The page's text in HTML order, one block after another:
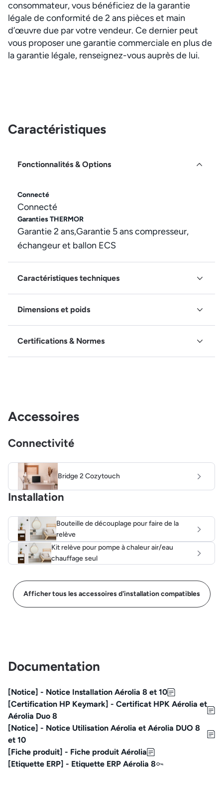
consommateur, vous bénéficiez de la garantie
légale de conformité de 2 ans pièces et main
d’œuvre due par votre vendeur. Ce dernier peut
vous proposer une garantie commerciale en plus de
la garantie légale, renseignez-vous auprès de lui.
Caractéristiques
Fonctionnalités & Options
Connecté
Connecté
Garanties THERMOR
Garantie 2 ans,Garantie 5 ans compresseur,
échangeur et ballon ECS
Caractéristiques techniques
Dimensions et poids
Certifications & Normes
Accessoires
Connectivité
Bridge 2 Cozytouch
Installation
Bouteille de découplage pour faire de la
relève
Kit relève pour pompe à chaleur air/eau
chauffage seul
Afficher tous les accessoires d'installation compatibles
Documentation
[Notice] - Notice Installation Aérolia 8 et 10
[Certification HP Keymark] - Certificat HPK Aérolia et
Aérolia Duo 8
[Notice] - Notice Utilisation Aérolia et Aérolia DUO 8
et 10
[Fiche produit] - Fiche produit Aérolia
[Etiquette ERP] - Etiquette ERP Aérolia 8